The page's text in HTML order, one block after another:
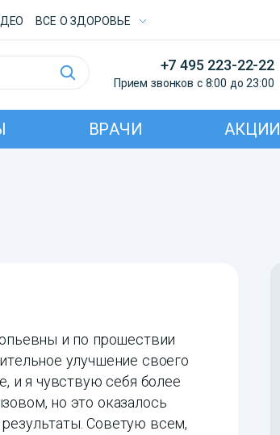
ВСE О ЗДОРОВЬЕ
+7 495 223-22-22
Прием звонков с 8:00 до 23:00
ВРАЧИ АКЦИИ
и по прошествии
улучшение своего
и я чувствую себя более
но это оказалось
Советую всем,